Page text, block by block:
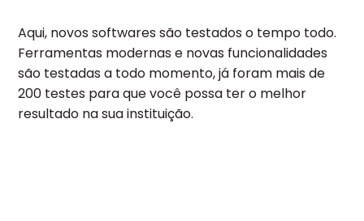
Aqui, novos softwares são testados o tempo todo.
Ferramentas modernas e novas funcionalidades
são testadas a todo momento, já foram mais de
200 testes para que você possa ter o melhor
resultado na sua instituição.